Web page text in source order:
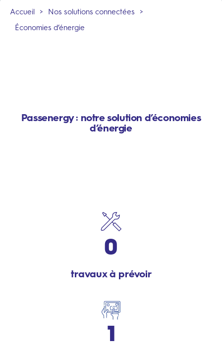
Accueil > Nos solutions connectées
>
Économies d’énergie
Passenergy : notre solution d’économies
d’énergie
0
travaux à prévoir
1